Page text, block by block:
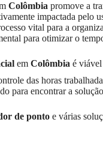
Colômbia promove a
impactada
vital para a
para otimizar o
em Colômbia é viável
das horas
para encontrar a
de ponto e várias